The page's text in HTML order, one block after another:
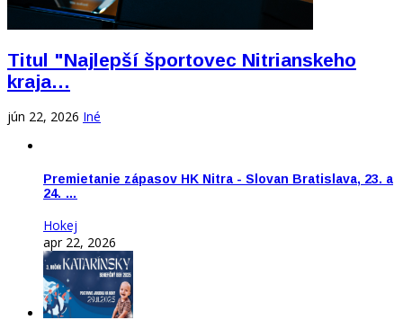
Titul "Najlepší športovec Nitrianskeho
kraja…
jún 22, 2026 Iné
Premietanie zápasov HK Nitra - Slovan Bratislava, 23. a
24. …
Hokej
apr 22, 2026